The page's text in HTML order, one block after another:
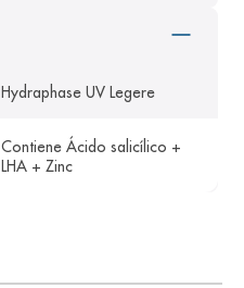
Hydraphase UV Legere
Contiene Ácido salicílico +
LHA + Zinc